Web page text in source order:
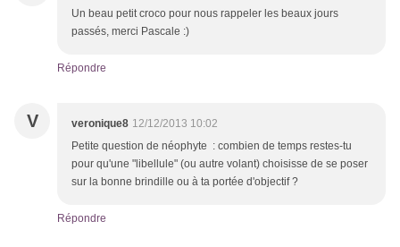
Un beau petit croco pour nous rappeler les beaux jours
passés, merci Pascale :)
Répondre
V veronique8 12/12/2013 10:02
Petite question de néophyte : combien de temps restes-tu
pour qu'une "libellule" (ou autre volant) choisisse de se poser
sur la bonne brindille ou à ta portée d'objectif ?
Répondre